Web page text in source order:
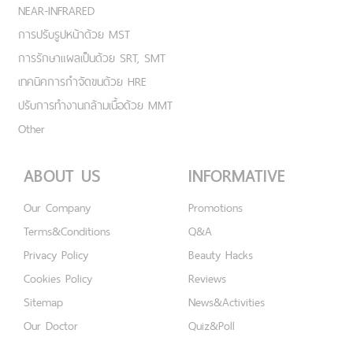
NEAR-INFRARED
การปรับรูปหน้าด้วย MST
การรักษาแผลเป็นด้วย SRT, SMT
เทคนิคการกำจัดขนด้วย HRE
ปรับการทำงานกล้ามเนื้อด้วย MMT
Other
ABOUT US
Our Company
Terms&Conditions
Privacy Policy
Cookies Policy
Sitemap
Our Doctor
INFORMATIVE
Promotions
Q&A
Beauty Hacks
Reviews
News&Activities
Quiz&Poll